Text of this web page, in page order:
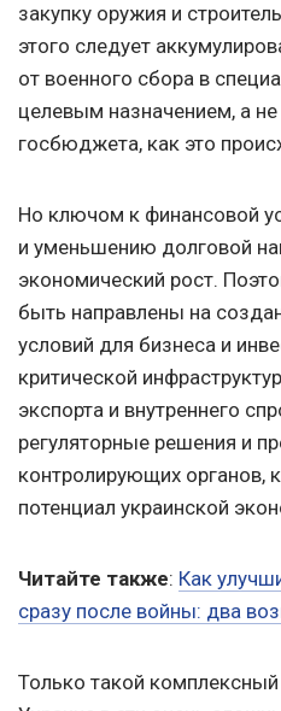
закупку оружия и
этого следует
от военного сбора в
целевым назначением, а
госбюджета, как это
Но ключом к финансовой
и уменьшению долговой
экономический рост.
быть направлены на
условий для бизнеса и
критической
экспорта и внутреннего
регуляторные решения и
контролирующих органов,
потенциал украинской
Читайте также: Как
сразу после войны: два
Только такой